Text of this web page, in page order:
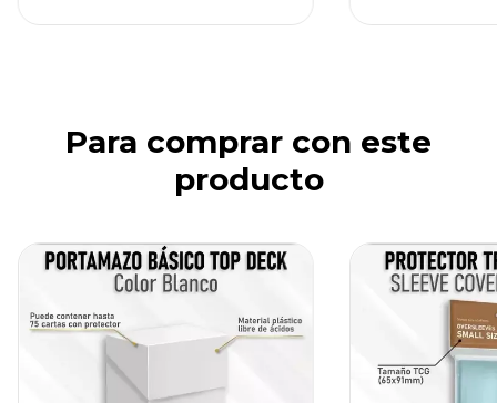
Para comprar con este
producto